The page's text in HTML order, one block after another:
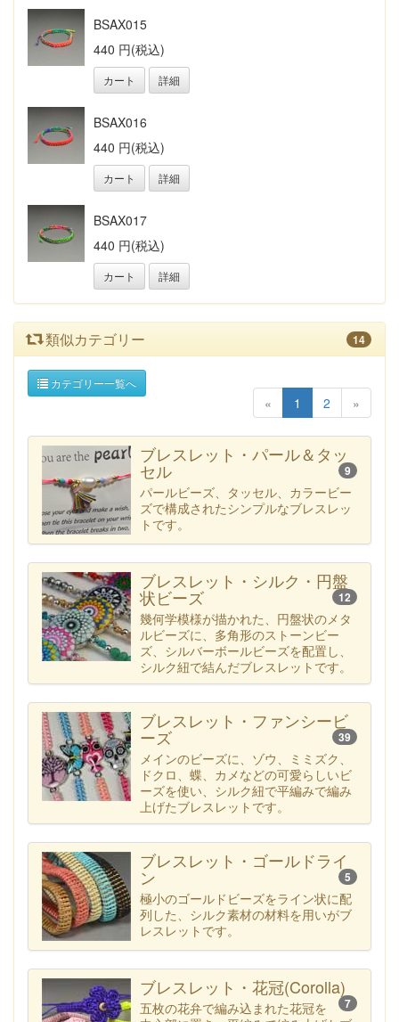
BSAX015
440 円(税込)
カート 詳細
BSAX016
440 円(税込)
カート 詳細
BSAX017
440 円(税込)
カート 詳細
類似カテゴリー 14
カテゴリー一覧へ
« 1 2 »
ブレスレット・パール＆タッ
セル 9
パールビーズ、タッセル、カラービー
ズで構成されたシンプルなブレスレッ
トです。
ブレスレット・シルク・円盤
状ビーズ 12
幾何学模様が描かれた、円盤状のメタ
ルビーズに、多角形のストーンビー
ズ、シルバーボールビーズを配置し、
シルク紐で結んだブレスレットです。
ブレスレット・ファンシービ
ーズ 39
メインのビーズに、ゾウ、ミミズク、
ドクロ、蝶、カメなどの可愛らしいビ
ーズを使い、シルク紐で平編みで編み
上げたブレスレットです。
ブレスレット・ゴールドライ
ン 5
極小のゴールドビーズをライン状に配
列した、シルク素材の材料を用いがブ
レスレットです。
ブレスレット・花冠(Corolla)
7
五枚の花弁で編み込まれた花冠を